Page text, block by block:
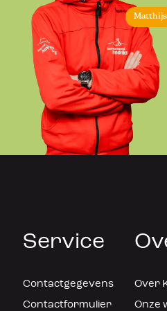
Sun View XL 350:F45s | F45L
Sun View XL 400:F45s | F45L
Sun View XL 450: F45s | F45L
De Fiamma Sun View XL
Matthijs
Service
Contactgegevens
Contactformulier
Over
Onze